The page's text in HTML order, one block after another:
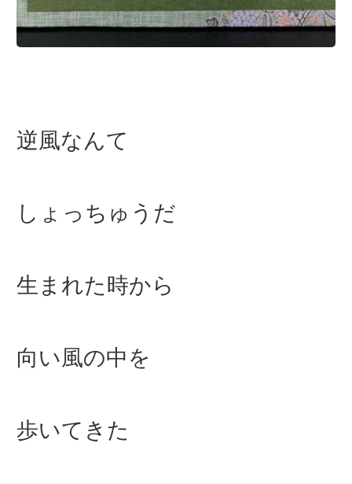
逆風なんて
しょっちゅうだ
生まれた時から
向い風の中を
歩いてきた